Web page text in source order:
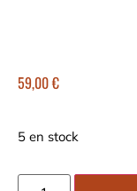
59,00€
5 en stock